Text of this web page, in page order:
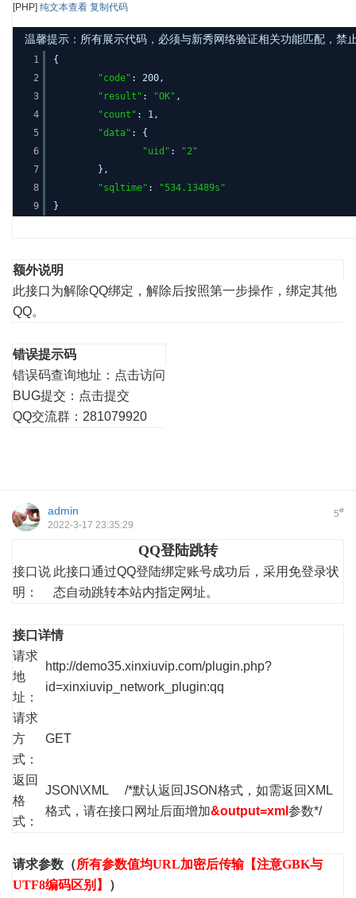
[PHP] 纯文本查看 复制代码
温馨提示：所有展示代码，必须与新秀网络验证相关功能匹配，
1
2
3
4
5
6
7
8
9
{
"code" : 200,
"result" : "OK" ,
"count" : 1,
"data" : {
"uid" :
"2"
},
"sqltime" :
"534.13489s"
}
额外说明
此接口为解除QQ绑定，解除后按照第一步操作，绑定其他
QQ。
错误提示码
错误码查询地址： 点击访问
BUG提交： 点击提交
QQ交流群：281079920
5#
admin
2022-3-17 23:35:29
QQ登陆跳转
接口说
明：
此接口通过QQ登陆绑定账号成功后，采用免登录状
态自动跳转本站内指定网址。
接口详情
请求
地
址：
http://demo35.xinxiuvip.com/plugin.php?
id=xinxiuvip_network_plugin:qq
请求
方
式：
GET
返回
格
式：
JSON\XML /*默认返回JSON格式，如需返回XML
格式，请在接口网址后面增加&output=xml 参数*/
请求参数（所有参数值均URL加密后传输【注意GBK与
UTF8编码区别】
）